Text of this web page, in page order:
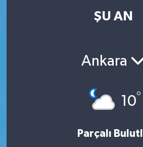
ŞU AN
Ankara
10°
Parçalı